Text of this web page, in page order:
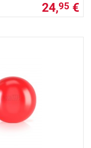
24,95 €